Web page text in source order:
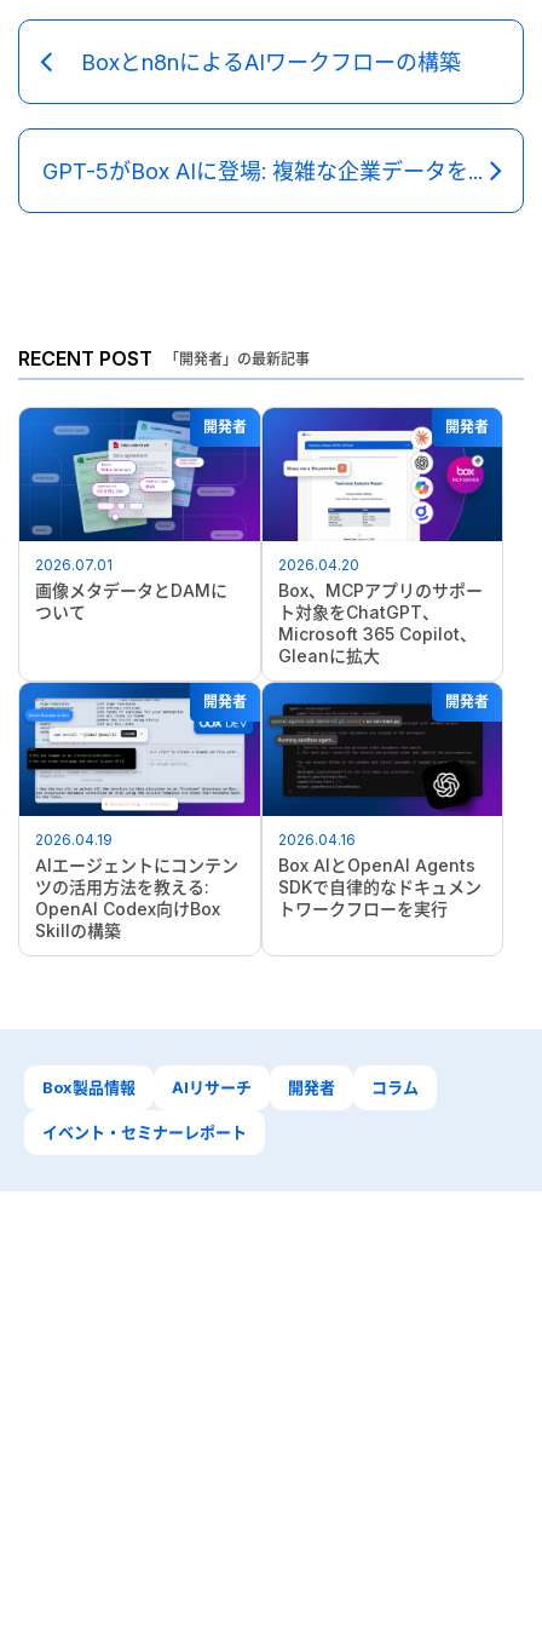
Boxとn8nによるAIワークフローの構築
GPT-5がBox AIに登場: 複雑な企業データを理解するための新たなベンチマーク
RECENT POST 「開発者」の最新記事
開発者
2026.07.01
画像メタデータとDAMに
ついて
開発者
2026.04.20
Box、MCPアプリのサポー
ト対象をChatGPT、
Microsoft 365 Copilot、
Gleanに拡大
開発者
2026.04.19
AIエージェントにコンテン
ツの活用方法を教える:
OpenAI Codex向けBox
Skillの構築
開発者
2026.04.16
Box AIとOpenAI Agents
SDKで自律的なドキュメン
トワークフローを実行
Box製品情報 AIリサーチ 開発者 コラム
イベント・セミナーレポート